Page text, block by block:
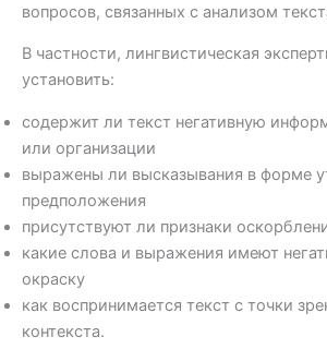
вопросов, связанных с анализом
В частности, лингвистическая
установить:
содержит ли текст негативную
или организации
выражены ли высказывания в форме
предположения
присутствуют ли признаки
какие слова и выражения имеют
окраску
как воспринимается текст с точки
контекста.